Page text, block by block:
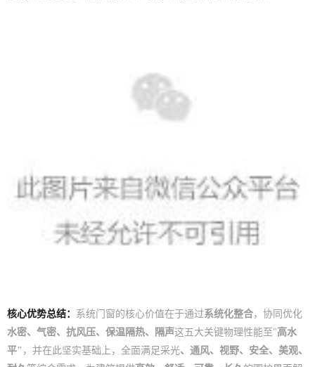
核心优势总结： 系统门窗的核心价值在于通过系统化整合，协同优化
水密、气密、抗风压、保温隔热、隔声这五大关键物理性能至"高水
平" ，并在此坚实基础上，全面满足采光、通风、视野、安全、美观、